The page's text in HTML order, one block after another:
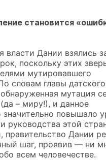
становится
власти Дании взялись
поскольку этих
мутировавшего
словам главы датского
мутация
– миру!), и данное
значительно повышало
руководства этой
Дании
шаг, проявив — ни
всем человечестве.